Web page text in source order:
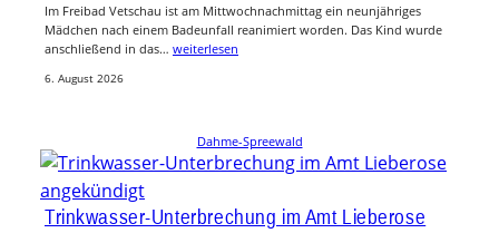
Im Freibad Vetschau ist am Mittwochnachmittag ein neunjähriges
Mädchen nach einem Badeunfall reanimiert worden. Das Kind wurde
anschließend in das… weiterlesen
6. August 2026
Dahme-Spreewald
Trinkwasser-Unterbrechung im Amt Lieberose